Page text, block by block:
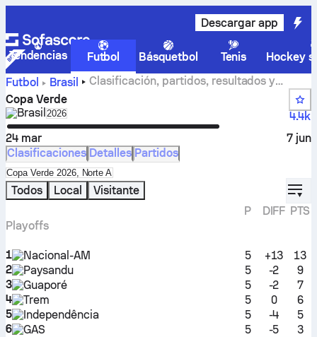
Descargar app
Tendencias Futbol Básquetbol Tenis
Hockey
Futbol
Brasil
Clasificación, partidos, resultados y
estadísticas de Copa Verde
Copa Verde
Brasil Select season in unique tournament header
2026
4.4k
24 mar
7 jun
Clasificaciones Detalles Partidos
Select standings table in tournament standings
Copa Verde 2026, Norte A
Todos Local Visitante
P
DIFF PTS
Playoffs
1 Nacional-AM 5 +13
13
2
Paysandu 5 -2
9
3
Guaporé 5 -2
7
4
Trem 5 0
6
5
Independência 5 -4
5
6
GAS 5 -5 3